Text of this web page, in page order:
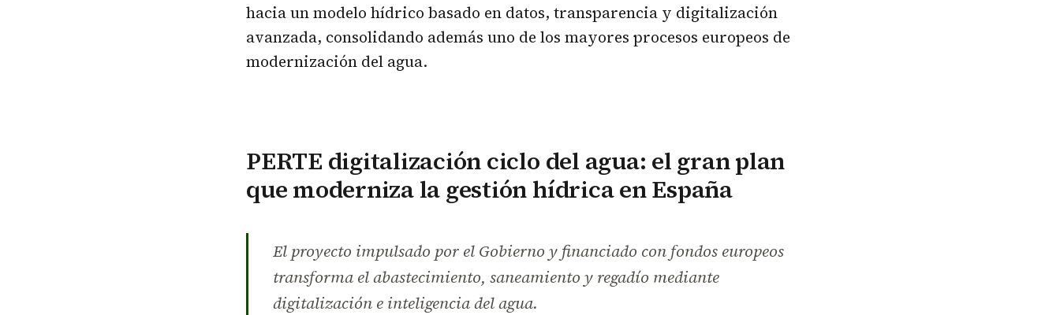
hacia un modelo hídrico basado en datos, transparencia y digitalización
avanzada, consolidando además uno de los mayores procesos europeos de
modernización del agua.
PERTE digitalización ciclo del agua: el gran plan
que moderniza la gestión hídrica en España
El proyecto impulsado por el Gobierno y financiado con fondos europeos
transforma el abastecimiento, saneamiento y regadío mediante
digitalización e inteligencia del agua.